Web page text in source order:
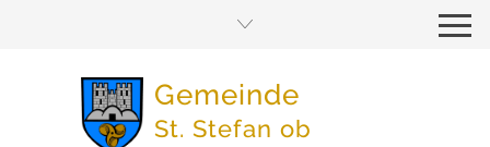
Gemeinde
St. Stefan ob